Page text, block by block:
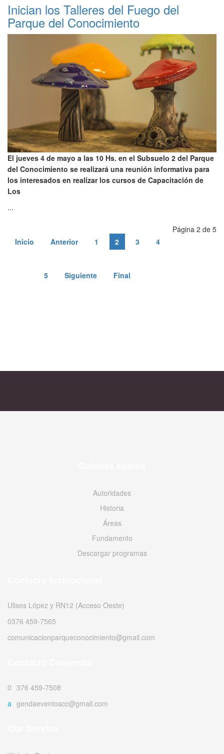
Inician los Talleres del Fuego del
Parque del Conocimiento
El jueves 4 de mayo a las 10 Hs. en el Subsuelo 2 del Parque
del Conocimiento se realizará una reunión informativa para
los interesados en realizar los cursos de Capacitación de
Los
...
Página 2 de 5
Inicio
Anterior 1 2 3 4
5 Siguiente Final
Autoridades
Historia
Áreas
Fundamento
Descargar programas
Ulises López y RN12 (Acceso Oeste)
0376 459-7565
comunicacionparqueconocimiento@gmail.com
0376 459-7508
agendaeventoscc@gmail.com